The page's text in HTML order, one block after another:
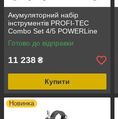
Акумуляторний набір
інструментів PROFI-TEC
Combo Set 4/5 POWERLine
(DHP485BL, PBH201,
DGA20BL, PTW502)
Готово до відправки
11 238 ₴
Купити
Новинка